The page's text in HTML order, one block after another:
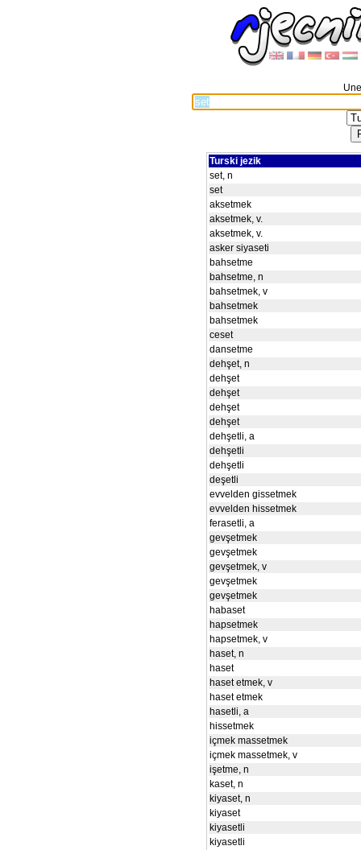
Turski jezik
set, n
set
aksetmek
aksetmek, v.
aksetmek, v.
asker siyaseti
bahsetme
bahsetme, n
bahsetmek, v
bahsetmek
bahsetmek
ceset
dansetme
dehşet, n
dehşet
dehşet
dehşet
dehşet
dehşetli, a
dehşetli
dehşetli
deşetli
evvelden gissetmek
evvelden hissetmek
ferasetli, a
gevşetmek
gevşetmek
gevşetmek, v
gevşetmek
gevşetmek
habaset
hapsetmek
hapsetmek, v
haset, n
haset
haset etmek, v
haset etmek
hasetli, a
hissetmek
içmek massetmek
içmek massetmek, v
işetme, n
kaset, n
kiyaset, n
kiyaset
kiyasetli
kiyasetli